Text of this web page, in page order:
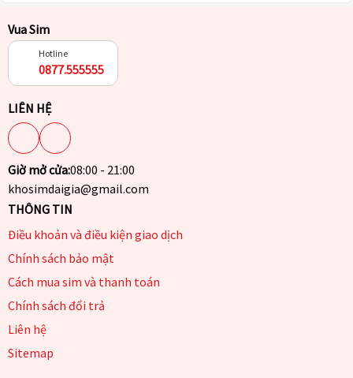
Vua Sim
Hotline
0877.555555
LIÊN HỆ
Giờ mở cửa:08:00 - 21:00
khosimdaigia@gmail.com
THÔNG TIN
Điều khoản và điều kiện giao dịch
Chính sách bảo mật
Cách mua sim và thanh toán
Chính sách đổi trả
Liên hệ
Sitemap